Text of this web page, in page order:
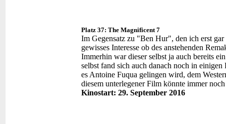
Platz 37: The Magnificent 7
Im Gegensatz zu "Ben Hur", den ich erst
gewisses Interesse ob des anstehenden
Immerhin war dieser selbst ja auch bereits
selbst fand sich auch danach noch in
es Antoine Fuqua gelingen wird, dem
diesem unterlegener Film könnte immer
Kinostart: 29. September 2016